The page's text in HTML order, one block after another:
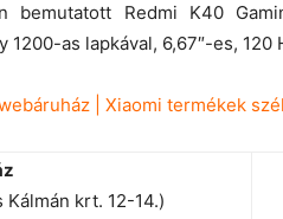
bemutatott Redmi K40
1200-as lapkával, 6,67″-es,
Kálmán krt. 12-14.)